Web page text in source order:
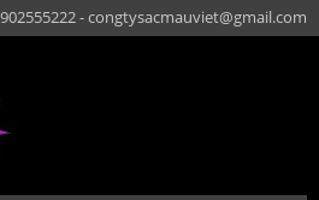
- congtysacmauviet@gmail.com